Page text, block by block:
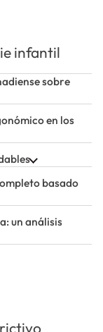
infantil
sobre
en los
basado
un análisis